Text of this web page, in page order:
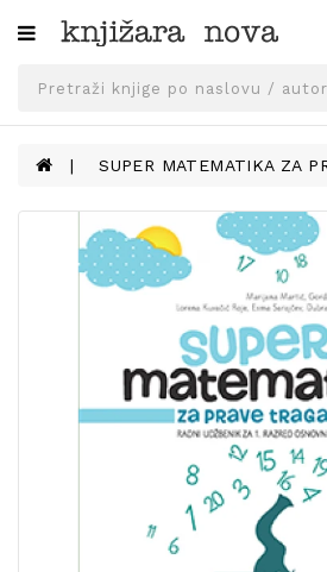
Kategorije
SVEUČILIŠNA
UDŽBENICI
KNJIGE
PRIBOR
SUPER MATEMATIKA ZA